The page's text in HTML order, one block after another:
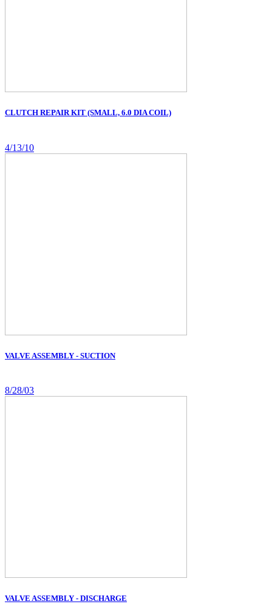
CLUTCH REPAIR KIT (SMALL, 6.0 DIA COIL)
4/13/10
VALVE ASSEMBLY - SUCTION
8/28/03
VALVE ASSEMBLY - DISCHARGE